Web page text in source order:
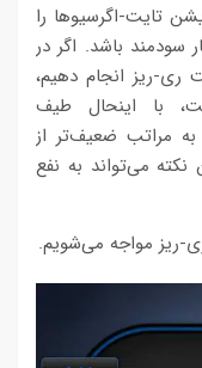
تایت-اگرسیوها را
سودمند باشد. اگر در
ری-ریز انجام دهیم،
با اینحال طیف
مراتب ضعیف‌تر از
می‌تواند به نفع
ریز مواجه می‌شویم.